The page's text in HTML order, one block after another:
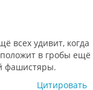
всех удивит, когда
в гробы ещё
фашистяры.
Цитировать